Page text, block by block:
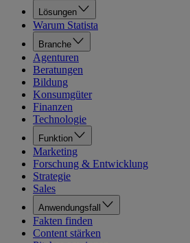
Lösungen
Warum Statista
Branche
Agenturen
Beratungen
Bildung
Konsumgüter
Finanzen
Technologie
Funktion
Marketing
Forschung & Entwicklung
Strategie
Sales
Anwendungsfall
Fakten finden
Content stärken